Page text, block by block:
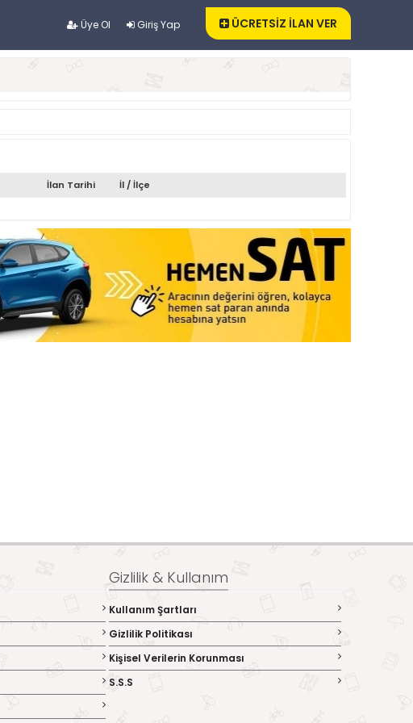
Üye Ol Giriş Yap ÜCRETSİZ İLAN VER
İlan Tarihi İl / İlçe
Gizlilik & Kullanım
Kullanım Şartları
Gizlilik Politikası
Kişisel Verilerin Korunması
S.S.S